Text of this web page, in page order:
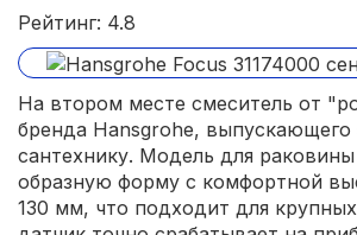
Рейтинг: 4.8
На втором месте смеситель от
бренда Hansgrohe, выпускающего
сантехнику. Модель для
образную форму с комфортной
130 мм, что подходит для